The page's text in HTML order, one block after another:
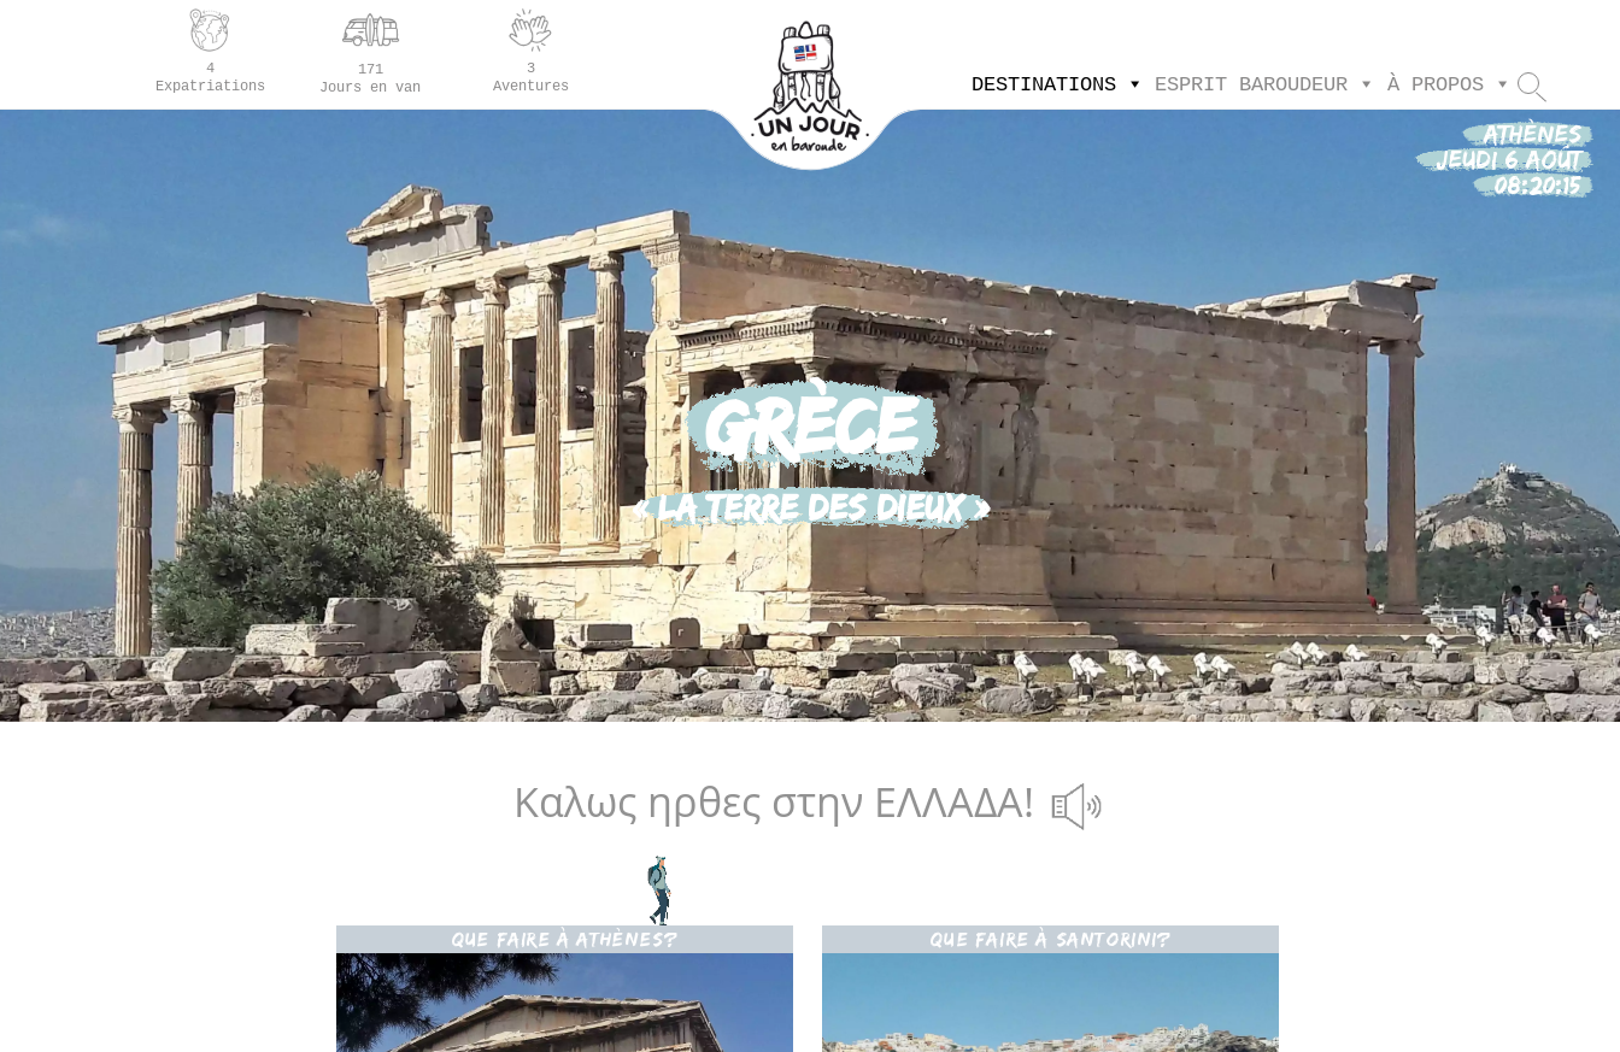
4
Expatriations
171
Jours en van
3
Aventures
DESTINATIONS ESPRIT BAROUDEUR À PROPOS
ATHÈNES
Jeudi 6 Août
08:20:16
Grèce
« La terre des Dieux »
Καλως ηρθες στην ΕΛΛΑΔΑ!
QUE FAIRE À ATHÈNES? QUE FAIRE À SANTORINI?